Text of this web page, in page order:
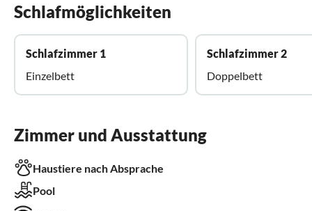
Schlafmöglichkeiten
Schlafzimmer 1
Einzelbett
Schlafzimmer 2
Doppelbett
Zimmer und Ausstattung
Haustiere nach Absprache
Pool